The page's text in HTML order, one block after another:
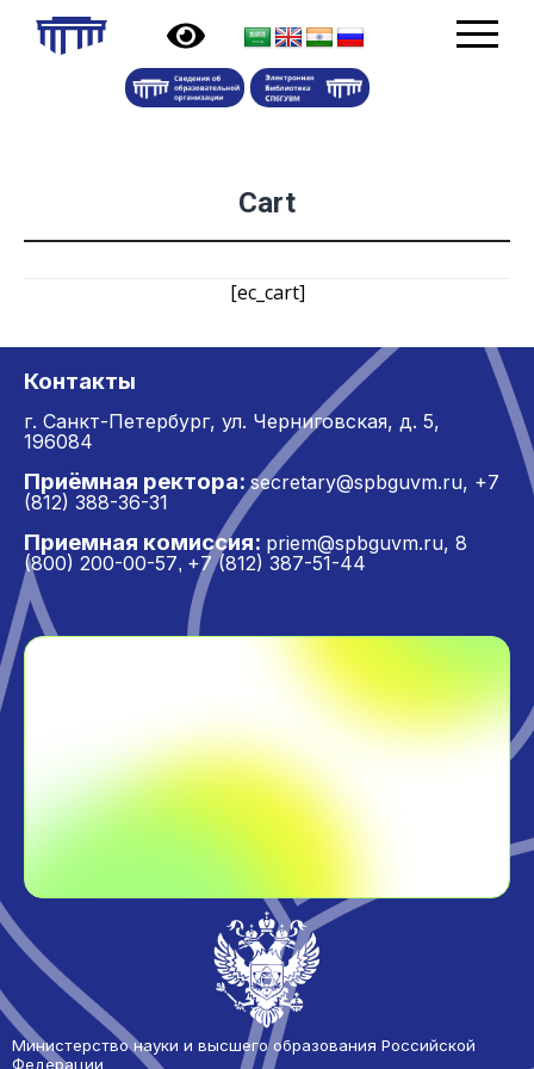
Cart
[ec_cart]
Контакты
г. Санкт-Петербург, ул. Черниговская, д. 5,
196084
Приёмная ректора: secretary@spbguvm.ru, +7
(812) 388-36-31
Приемная комиссия: priem@spbguvm.ru, 8
(800) 200-00-57, +7 (812) 387-51-44
Министерство науки и высшего образования Российской
Федерации